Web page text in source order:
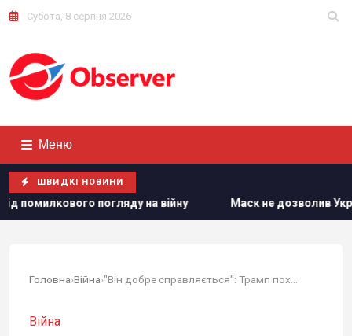
Субота, 8 серпня 2026
Меню
ШВИДКІ НОВИНИ
на війну Маск не дозволив Україні
Головна›Війна›
Війна